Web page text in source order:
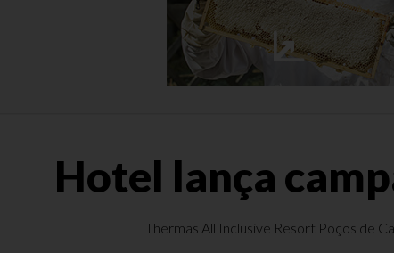
Hotel lança
Thermas All Inclusive Resort Poços de